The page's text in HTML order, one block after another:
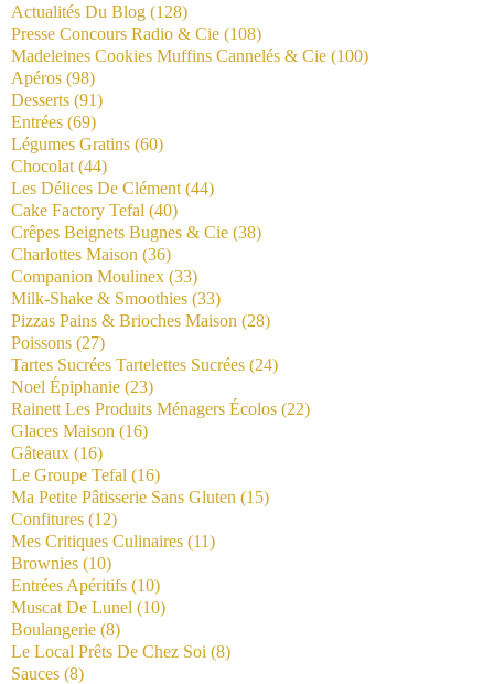
Actualités Du Blog (128)
Presse Concours Radio & Cie (108)
Madeleines Cookies Muffins Cannelés & Cie (100)
Apéros (98)
Desserts (91)
Entrées (69)
Légumes Gratins (60)
Chocolat (44)
Les Délices De Clément (44)
Cake Factory Tefal (40)
Crêpes Beignets Bugnes & Cie (38)
Charlottes Maison (36)
Companion Moulinex (33)
Milk-Shake & Smoothies (33)
Pizzas Pains & Brioches Maison (28)
Poissons (27)
Tartes Sucrées Tartelettes Sucrées (24)
Noel Épiphanie (23)
Rainett Les Produits Ménagers Écolos (22)
Glaces Maison (16)
Gâteaux (16)
Le Groupe Tefal (16)
Ma Petite Pâtisserie Sans Gluten (15)
Confitures (12)
Mes Critiques Culinaires (11)
Brownies (10)
Entrées Apéritifs (10)
Muscat De Lunel (10)
Boulangerie (8)
Le Local Prêts De Chez Soi (8)
Sauces (8)